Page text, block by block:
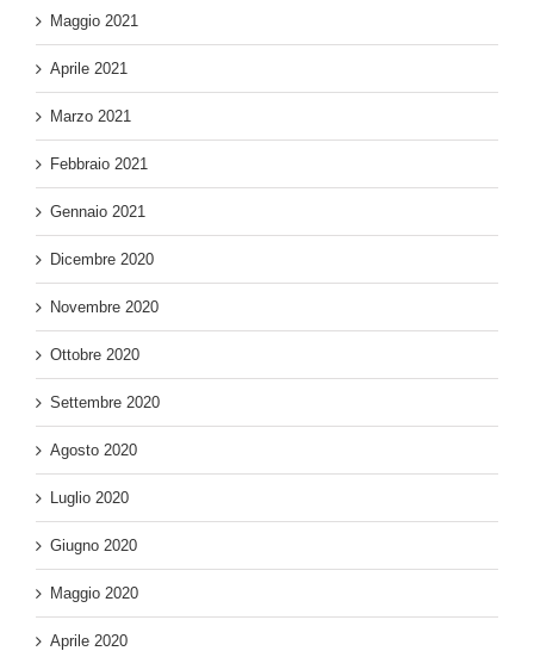
Maggio 2021
Aprile 2021
Marzo 2021
Febbraio 2021
Gennaio 2021
Dicembre 2020
Novembre 2020
Ottobre 2020
Settembre 2020
Agosto 2020
Luglio 2020
Giugno 2020
Maggio 2020
Aprile 2020